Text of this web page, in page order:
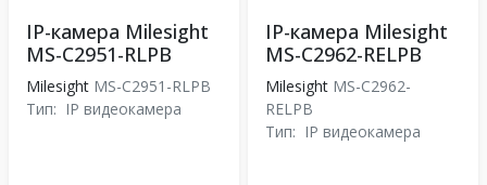
IP-камера Milesight
MS-C2951-RLPB
Milesight MS-C2951-RLPB
Тип: IP видеокамера
IP-камера Milesight
MS-C2962-RELPB
Milesight MS-C2962-
RELPB
Тип: IP видеокамера